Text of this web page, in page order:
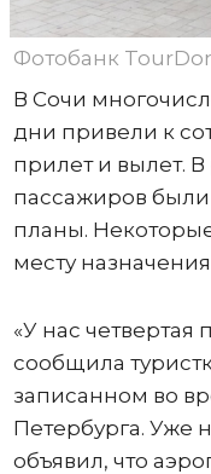
Фотобанк
В Сочи
дни привели к
прилет и вылет. В
пассажиров
планы.
месту
«У нас четвертая
сообщила
записанном во
Петербурга. Уже
объявил, что